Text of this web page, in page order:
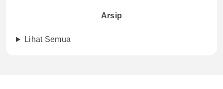
Arsip
Lihat Semua